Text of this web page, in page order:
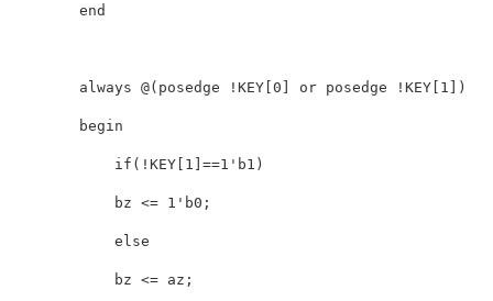
        end
        always @(posedge !KEY[0] or posedge !KEY[1])
        begin
            if(!KEY[1]==1'b1)
            bz <= 1'b0;
            else
            bz <= az;